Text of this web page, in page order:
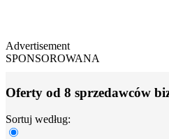
Advertisement
SPONSOROWANA
Oferty od 8 sprzedawców
Sortuj według: